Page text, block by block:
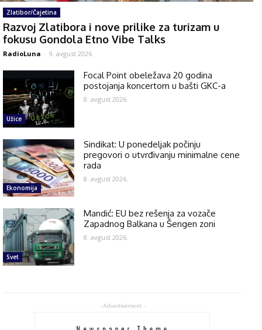
Zlatibor/Čajetina
Razvoj Zlatibora i nove prilike za turizam u
fokusu Gondola Etno Vibe Talks
RadioLuna - 9. avgust 2026.
Užice
Focal Point obeležava 20 godina
postojanja koncertom u bašti GKC-a
8. avgust 2026.
Ekonomija
Sindikat: U ponedeljak počinju
pregovori o utvrđivanju minimalne cene
rada
8. avgust 2026.
Svet
Mandić: EU bez rešenja za vozače
Zapadnog Balkana u Šengen zoni
8. avgust 2026.
- Advertisement -